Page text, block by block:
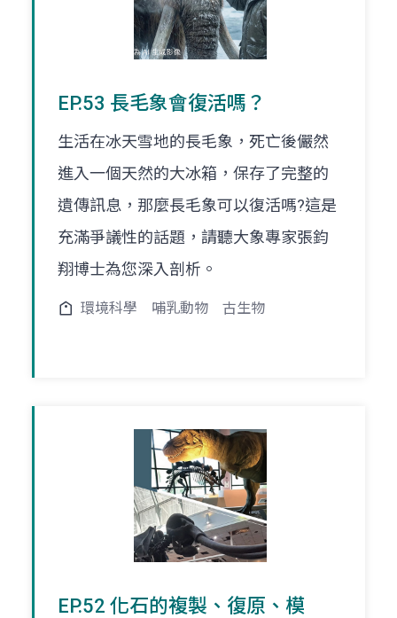
EP.53 長毛象會復活嗎？
生活在冰天雪地的長毛象，死亡後儼然
進入一個天然的大冰箱，保存了完整的
遺傳訊息，那麼長毛象可以復活嗎?這是
充滿爭議性的話題，請聽大象專家張鈞
翔博士為您深入剖析。
環境科學 哺乳動物 古生物
EP.52 化石的複製、復原、模